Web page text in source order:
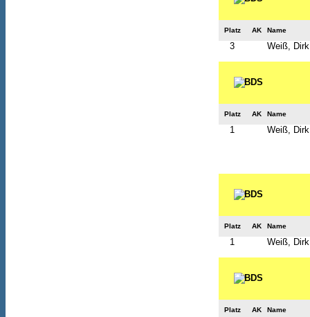
Platz AK Name
3 Weiß, Dirk
Platz AK Name
1 Weiß, Dirk
Platz AK Name
1 Weiß, Dirk
Platz AK Name